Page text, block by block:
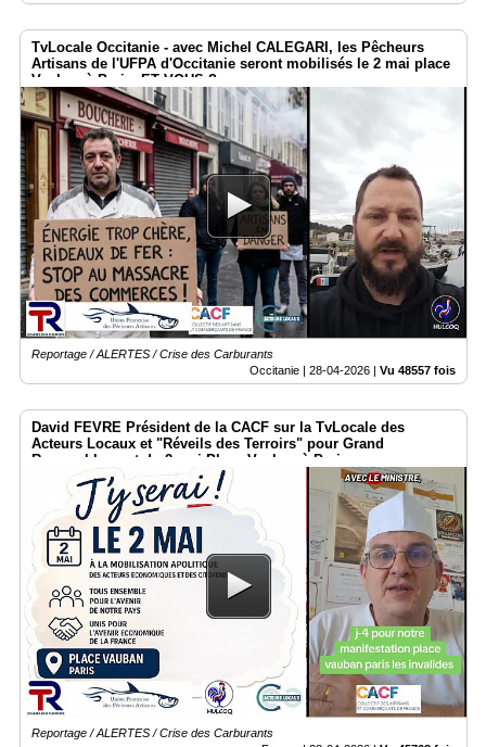
TvLocale Occitanie - avec Michel CALEGARI, les Pêcheurs
Artisans de l'UFPA d'Occitanie seront mobilisés le 2 mai place
Vauban à Paris. ET VOUS ?
Reportage / ALERTES / Crise des Carburants
Occitanie | 28-04-2026 | Vu 48557 fois
David FEVRE Président de la CACF sur la TvLocale des
Acteurs Locaux et "Réveils des Terroirs" pour Grand
Rassemblement du 2 mai Place Vauban à Paris
Reportage / ALERTES / Crise des Carburants